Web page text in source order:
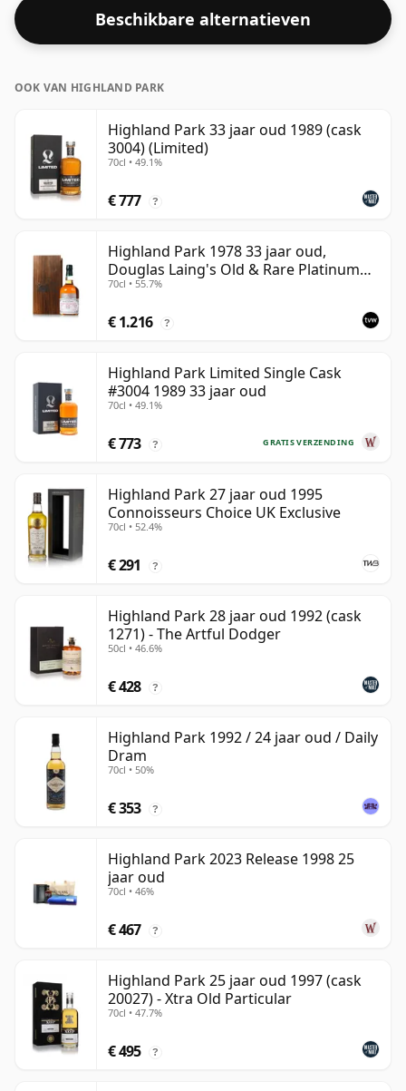
Beschikbare alternatieven
OOK VAN HIGHLAND PARK
Highland Park 33 jaar oud 1989 (cask
3004) (Limited)
70cl • 49.1%
€ 777 ?
Highland Park 1978 33 jaar oud,
Douglas Laing's Old & Rare Platinum
Selection 2011 Bottling
70cl • 55.7%
€ 1.216 ?
Highland Park Limited Single Cask
#3004 1989 33 jaar oud
70cl • 49.1%
GRATIS VERZENDING
€ 773 ?
Highland Park 27 jaar oud 1995
Connoisseurs Choice UK Exclusive
70cl • 52.4%
€ 291 ?
Highland Park 28 jaar oud 1992 (cask
1271) - The Artful Dodger
50cl • 46.6%
€ 428 ?
Highland Park 1992 / 24 jaar oud / Daily
Dram
70cl • 50%
€ 353 ?
Highland Park 2023 Release 1998 25
jaar oud
70cl • 46%
€ 467 ?
Highland Park 25 jaar oud 1997 (cask
20027) - Xtra Old Particular
70cl • 47.7%
€ 495 ?